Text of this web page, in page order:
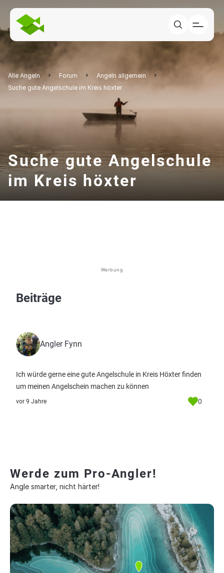
Alle Angeln Forum
Angeln allgemein
Suche gute Angelschule im Kreis höxter
Suche gute Angelschule
im Kreis höxter
Werbung
Beiträge
Angler Fynn
Ich würde gerne eine gute Angelschule in Kreis Höxter finden
um meinen Angelschein machen zu können
vor 9 Jahre 0
Werde zum Pro-Angler!
Angle smarter, nicht härter!